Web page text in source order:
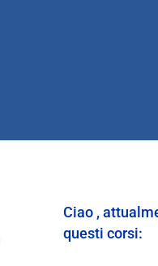
Ciao ,
questi corsi: